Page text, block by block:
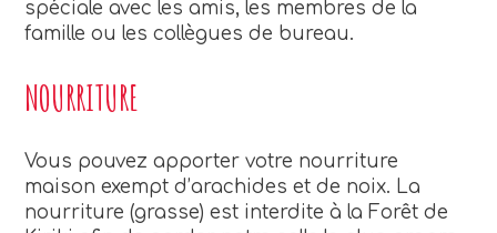
spéciale avec les amis, les membres de la
famille ou les collègues de bureau.
NOURRITURE
Vous pouvez apporter votre nourriture
maison exempt d’arachides et de noix. La
nourriture (grasse) est interdite à la Forêt de